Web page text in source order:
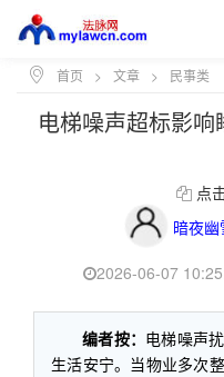
首页 > 文章 > 民事类
电梯噪声超标影
点
暗夜幽
2026-06-07
编者按： 电梯噪声
生活安宁。当物业多次